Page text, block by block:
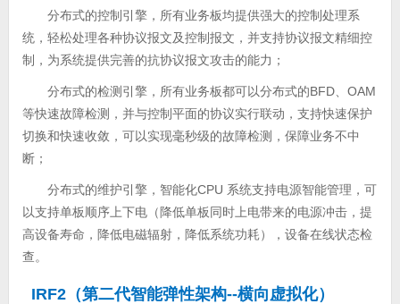
分布式的控制引擎，所有业务板均提供强大的控制处理系
统，轻松处理各种协议报文及控制报文，并支持协议报文精细控
制，为系统提供完善的抗协议报文攻击的能力；
分布式的检测引擎，所有业务板都可以分布式的BFD、OAM
等快速故障检测，并与控制平面的协议实行联动，支持快速保护
切换和快速收敛，可以实现毫秒级的故障检测，保障业务不中
断；
分布式的维护引擎，智能化CPU 系统支持电源智能管理，可
以支持单板顺序上下电（降低单板同时上电带来的电源冲击，提
高设备寿命，降低电磁辐射，降低系统功耗），设备在线状态检
查。
IRF2（第二代智能弹性架构--横向虚拟化）